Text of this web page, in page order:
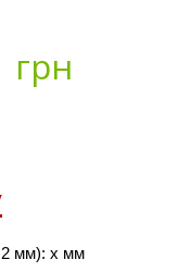
грн
2 мм): х мм